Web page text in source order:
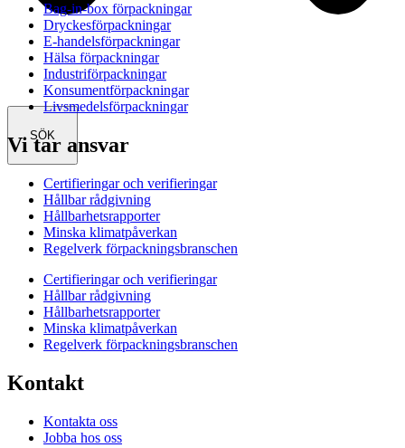
SÖK
Bag-in-box förpackningar
Dryckesförpackningar
E-handelsförpackningar
Hälsa förpackningar
Industriförpackningar
Konsumentförpackningar
Livsmedelsförpackningar
Vi tar ansvar
Certifieringar och verifieringar
Hållbar rådgivning
Hållbarhetsrapporter
Minska klimatpåverkan
Regelverk förpackningsbranschen
Certifieringar och verifieringar
Hållbar rådgivning
Hållbarhetsrapporter
Minska klimatpåverkan
Regelverk förpackningsbranschen
Kontakt
Kontakta oss
Jobba hos oss